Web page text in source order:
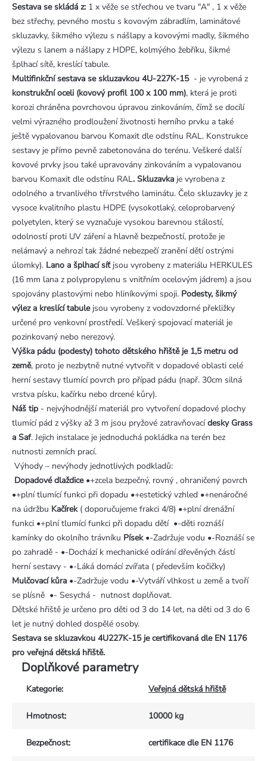
Sestava se skládá z: 1 x věže se střechou ve tvaru "A" , 1 x věže
bez střechy, pevného mostu s kovovým zábradlím, laminátové
skluzavky, šikmého výlezu s nášlapy a kovovými madly, šikmého
výlezu s lanem a nášlapy z HDPE, kolmýého žebříku, šikmé
šplhací sítě, kreslící tabule.
Multifinkční sestava se skluzavkou 4U-227K-15- je vyrobená z
konstrukční oceli (kovový profil 100 x 100 mm), která je proti
korozi chráněna povrchovou úpravou zinkováním, čímž se docílí
velmi výrazného prodloužení životnosti herního prvku a také
ještě vypalovanou barvou Komaxit dle odstínu RAL. Konstrukce
sestavy je přímo pevně zabetonována do terénu. Veškeré další
kovové prvky jsou také upravovány zinkováním a vypalovanou
barvou Komaxit dle odstínu RAL. Skluzavka je vyrobena z
odolného a trvanlivého třívrstvého laminátu. Čelo skluzavky je z
vysoce kvalitního plastu HDPE (vysokotlaký, celoprobarvený
polyetylen, který se vyznačuje vysokou barevnou stálostí,
odolností proti UV záření a hlavně bezpečností, protože je
nelámavý a nehrozí tak žádné nebezpečí zranění dětí ostrými
úlomky). Lano a šplhací síťjsou vyrobeny z materiálu HERKULES
(16 mm lana z polypropylenu s vnitřním ocelovým jádrem) a jsou
spojovány plastovými nebo hliníkovými spoji. Podesty, šikmý
výlez a kreslící tabulejsou vyrobeny z vodovzdorné překližky
určené pro venkovní prostředí. Veškerý spojovací materiál je
pozinkovaný nebo nerezový.
Výška pádu (podesty) tohoto dětského hřiště je 1,5 metru od
země, proto je nezbytně nutné vytvořit v dopadové oblasti celé
herní sestavy tlumící povrch pro případ pádu (např. 30cm silná
vrstva písku, kačírku nebo drcené kůry).
Náš tip - nejvýhodnější materiál pro vytvoření dopadové plochy
tlumící pád z výšky až 3 m jsou pryžové zatravňovacídesky Grass
a Saf. Jejich instalace je jednoduchá pokládka na terén bez
nutnosti zemních prací.
Výhody – nevýhody jednotlivých podkladů:
Dopadové dlaždice•+zcela bezpečný, rovný , ohraničený povrch
•+plní tlumící funkci při dopadu •+estetický vzhled •+nenáročné
na údržbu Kačírek( doporučujeme frakci 4/8) •+plní drenážní
funkci •+plní tlumící funkci při dopadu dětí •-děti roznáší
kamínky do okolního trávníku Písek•-Zadržuje vodu •-Roznáší se
po zahradě - •-Dochází k mechanické odírání dřevěných částí
herní sestavy - •-Láká domácí zvířata ( především kočičky)
Mulčovací kůra •-Zadržuje vodu •-Vytváří vlhkost u země a tvoří
se plísně •- Sesychá - nutnost doplňovat.
Dětské hřiště je určeno pro děti od 3 do 14 let, na děti od 3 do 6
let je nutný dohled dospělé osoby.
Sestava se skluzavkou 4U227K-15 je certifikovaná dle EN 1176
pro veřejná dětská hřiště.
Doplňkové parametry
Kategorie: Veřejná dětská hřiště
Hmotnost: 10000 kg
Bezpečnost: certifikace dle EN 1176